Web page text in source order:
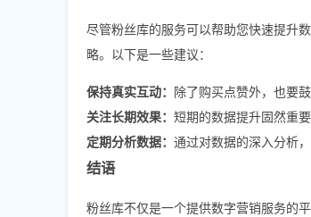
尽管粉丝库的服务可以帮助您快速提升
略。以下是一些建议：
保持真实互动： 除了购买点赞外，也要
关注长期效果： 短期的数据提升固然重
定期分析数据： 通过对数据的深入分析
结语
粉丝库不仅是一个提供数字营销服务的